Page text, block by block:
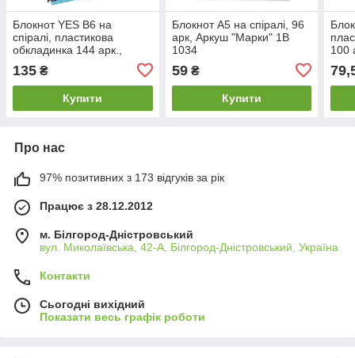
Блокнот YES В6 на
спіралі, пластикова
обкладинка 144 арк.,
135 ₴
Купити
Блокнот А5 на спіралі, 96
арк, Аркуш "Марки" 1В
1034
59₴
Купити
100
Про нас
97% позитивних з 173 відгуків за рік
Працює з 28.12.2012
м. Білгород-Дністровський
вул. Миколаївська, 42-А, Білгород-Дністровський, Україна
Контакти
Сьогодні вихідний
Показати весь графік роботи